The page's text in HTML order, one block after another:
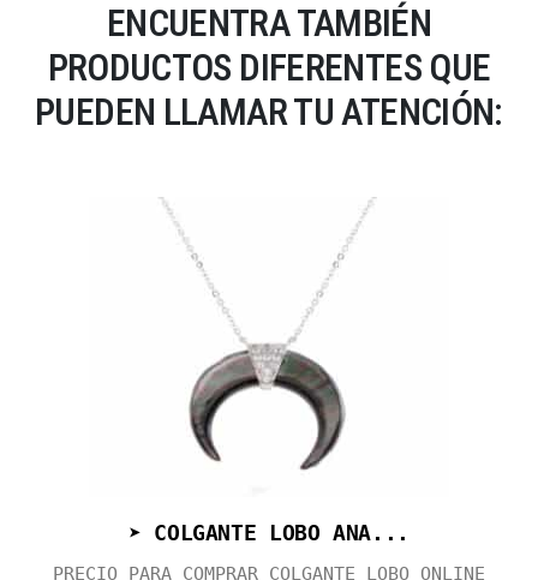
ENCUENTRA TAMBIÉN
PRODUCTOS DIFERENTES QUE
PUEDEN LLAMAR TU ATENCIÓN:
➤ COLGANTE LOBO ANA...
PRECIO PARA COMPRAR COLGANTE LOBO ONLINE